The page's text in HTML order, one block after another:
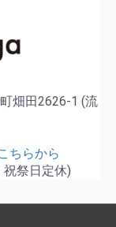
畑田2626-1 (流
ちらから
祝祭日定休)